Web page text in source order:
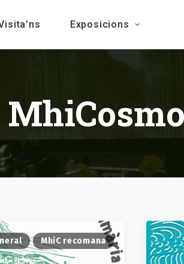
Exposicions
MhiC recomana